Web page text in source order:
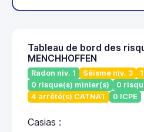
Tableau de bord des
MENCHHOFFEN
Radon niv. 1 Séisme niv. 3
0 risque(s) minier(s)
0
4 arrêté(s) CATNAT
0 ICPE
Casias :